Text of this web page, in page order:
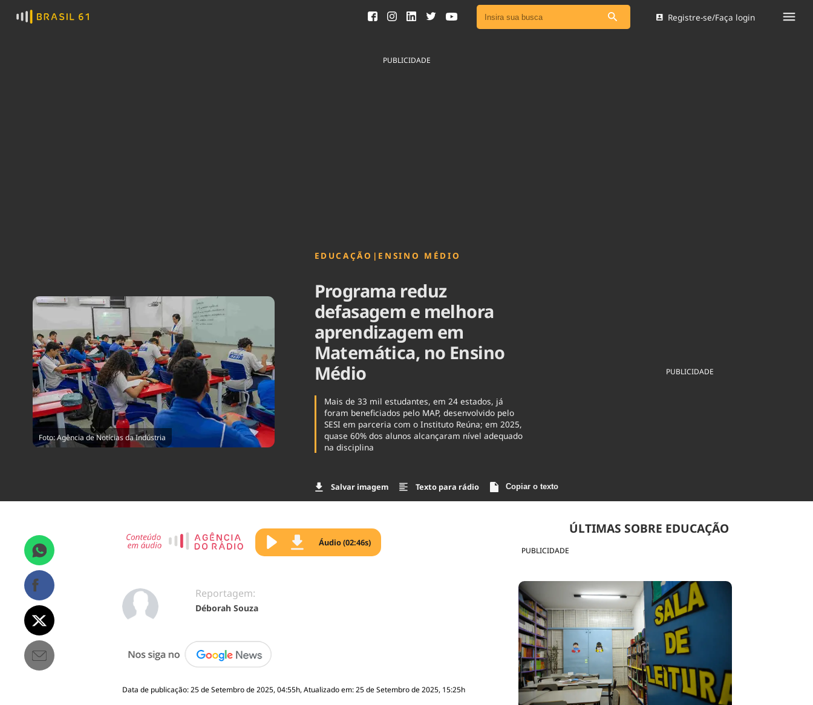
Ver todas as notícias
Comportamento
Registre-se/Faça login
PUBLICIDADE
Foto: Agência de Notícias da Indústria
EDUCAÇÃO | ENSINO MÉDIO
Programa reduz
defasagem e melhora
aprendizagem em
Matemática, no Ensino
Médio
Mais de 33 mil estudantes, em 24 estados, já
foram beneficiados pelo MAP, desenvolvido pelo
SESI em parceria com o Instituto Reúna; em 2025,
quase 60% dos alunos alcançaram nível adequado
na disciplina
Salvar imagem Texto para rádio Copiar o texto
PUBLICIDADE
PUBLICIDADE
ÚLTIMAS SOBRE EDUCAÇÃO
Áudio (02:46s)
Reportagem:
Déborah Souza
Data de publicação: 25 de Setembro de 2025, 04:55h, Atualizado em: 25 de Setembro de 2025, 15:25h